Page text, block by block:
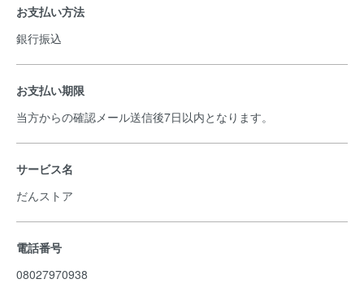
お支払い方法
銀行振込
お支払い期限
当方からの確認メール送信後7日以内となります。
サービス名
だんストア
電話番号
08027970938